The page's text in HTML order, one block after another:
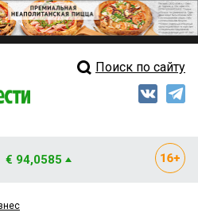
Свежий выпускПоиск по сайту
€ 94,0585